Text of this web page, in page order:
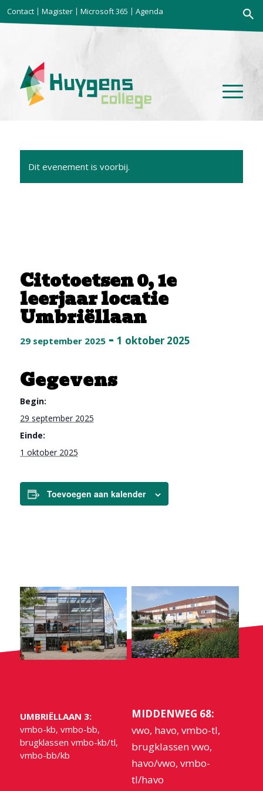
Contact Magister Microsoft 365 Agenda
naar:
Dit evenement is voorbij.
Citotoetsen 0, 1e
leerjaar locatie
Umbriëllaan
29 september 2025- 1 oktober 2025
Gegevens
Begin:
29 september 2025
Einde:
1 oktober 2025
Toevoegen aan kalender
UMBRIËLLAAN 3:
vmbo-kb, vmbo-bb,
brugklassen vmbo-kb/tl,
vmbo-bb/kb
MIDDENWEG 68:
vwo, havo, vmbo-tl,
brugklassen vwo,
havo/vwo, vmbo-
tl/havo